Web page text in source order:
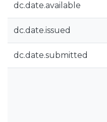
dc.date.available
dc.date.issued
dc.date.submitted